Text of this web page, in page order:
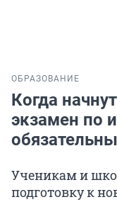
ОБРАЗОВАНИЕ
Когда
экзамен по
Ученикам и
подготовку к